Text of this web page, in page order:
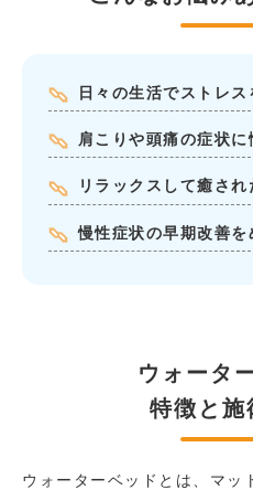
日々の生活でストレス
肩こりや頭痛の症状に
リラックスして癒され
慢性症状の早期改善を
ウォータ
特徴と施
ウォーターベッドとは、マッ